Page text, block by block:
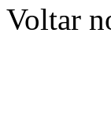
Voltar